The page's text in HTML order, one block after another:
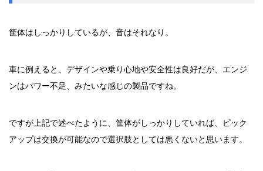
筐体はしっかりしているが、音はそれなり。
車に例えると、デザインや乗り心地や安全性は良好だが、エンジ
ンはパワー不足、みたいな感じの製品ですね。
ですが上記で述べたように、筐体がしっかりしていれば、ピック
アップは交換が可能なので選択肢としては悪くないと思います。